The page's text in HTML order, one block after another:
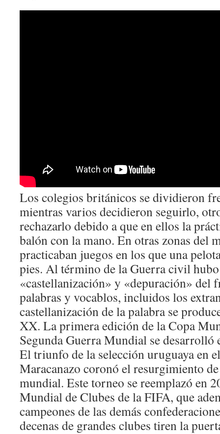
Los colegios británicos se dividieron
mientras varios decidieron seguirlo,
rechazarlo debido a que en ellos la
balón con la mano. En otras zonas del
practicaban juegos en los que una
pies. Al término de la Guerra civil
«castellanización» y «depuración» del
palabras y vocablos, incluidos los
castellanización de la palabra se
XX. La primera edición de la Copa
Segunda Guerra Mundial se desarrolló
El triunfo de la selección uruguaya en
Maracanazo coronó el resurgimiento
mundial. Este torneo se reemplazó en
Mundial de Clubes de la FIFA, que
campeones de las demás
decenas de grandes clubes tiren la